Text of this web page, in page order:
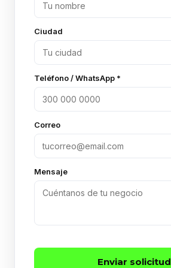
Ciudad
Teléfono / WhatsApp *
Correo
Mensaje
Enviar solicitud